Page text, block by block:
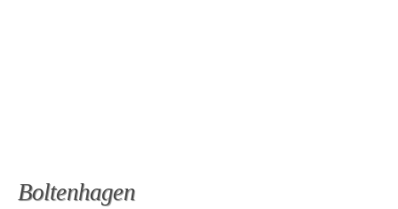
Boltenhagen